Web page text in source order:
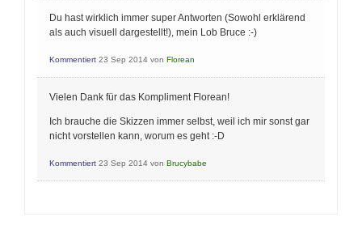
Du hast wirklich immer super Antworten (Sowohl erklärend
als auch visuell dargestellt!), mein Lob Bruce :-)
Kommentiert 23 Sep 2014 von Florean
Vielen Dank für das Kompliment Florean!
Ich brauche die Skizzen immer selbst, weil ich mir sonst gar
nicht vorstellen kann, worum es geht :-D
Kommentiert 23 Sep 2014 von Brucybabe